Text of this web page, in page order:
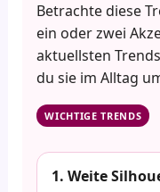
Betrachte diese
ein oder zwei
aktuellsten
du sie im Alltag
WICHTIGE TRENDS
1. Weite